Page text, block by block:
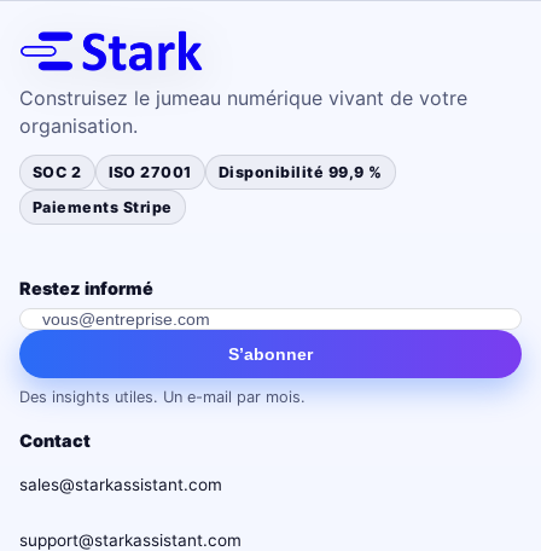
Construisez le jumeau numérique vivant de votre
organisation.
SOC 2 ISO 27001
Disponibilité 99,9 %
Paiements Stripe
Restez informé
S’abonner
Des insights utiles. Un e-mail par mois.
Contact
sales@starkassistant.com
support@starkassistant.com